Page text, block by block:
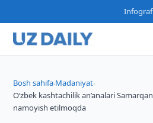
Bosh sahifa›Madaniyat›
O‘zbek kashtachilik an’analari
namoyish etilmoqda